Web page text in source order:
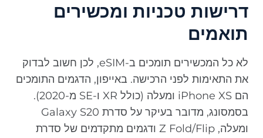
דרישות טכניות ומכשירים
תואמים
לא כל המכשירים תומכים ב-eSIM, לכן חשוב לבדוק
את התאימות לפני הרכישה. באייפון, הדגמים התומכים
הם iPhone XS ומעלה (כולל XR ו-SE מ-2020).
בסמסונג, מדובר בעיקר על סדרת Galaxy S20
ומעלה, Z Fold/Flip ודגמים מתקדמים של סדרת